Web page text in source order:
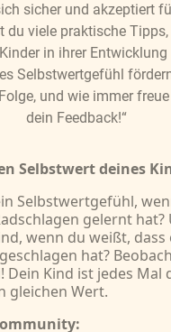
sicher und akzeptiert
du viele praktische
in ihrer
Selbstwertgefühl
und wie immer
dein Feedback!“
Selbstwert deines
Selbstwertgefühl,
gelernt hat?
wenn du weißt, dass
hat?
Dein Kind ist jedes Mal
gleichen Wert.